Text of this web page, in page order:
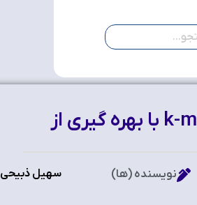
قطعه‌بندی خودکار سلول‌ های سفید خون با استفاده از خوشه‌ بندی k-means با بهره‌ گیری از
سهیل ذبیحی نویسنده (ها)